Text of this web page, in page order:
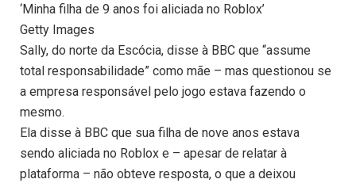
‘Minha filha de 9 anos foi aliciada no Roblox’
Getty Images
Sally, do norte da Escócia, disse à BBC que “assume
total responsabilidade” como mãe – mas questionou se
a empresa responsável pelo jogo estava fazendo o
mesmo.
Ela disse à BBC que sua filha de nove anos estava
sendo aliciada no Roblox e – apesar de relatar à
plataforma – não obteve resposta, o que a deixou